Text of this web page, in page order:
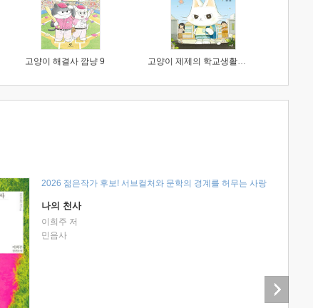
고양이 해결사 깜냥 9 고양이 제제의 학교생활 1 : 초등학생이 이렇게 힘들 줄이야
2026 젊은작가 후보! 서브컬처와 문학의 경계를 허무는 사랑
나의 천사
이희주 저
민음사